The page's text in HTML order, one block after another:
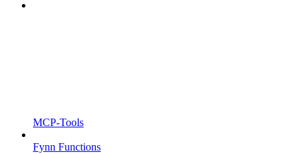
MCP-Tools
Fynn Functions